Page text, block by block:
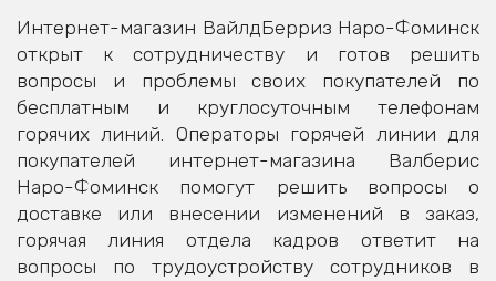
Интернет-магазин ВайлдБерриз Наро-Фоминск
открыт к сотрудничеству и готов решить
вопросы и проблемы своих покупателей по
бесплатным и круглосуточным телефонам
горячих линий. Операторы горячей линии для
покупателей интернет-магазина Валберис
Наро-Фоминск помогут решить вопросы о
доставке или внесении изменений в заказ,
горячая линия отдела кадров ответит на
вопросы по трудоустройству сотрудников в